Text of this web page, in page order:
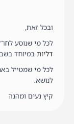
ובכל זאת,
לכל מי שנוסע
דליותבמיוחד
לכל מי שמטייל
לנושא.
קיץ נעים ומהנה